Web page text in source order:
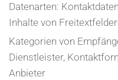
Datenarten:
Inhalte von
Kategorien von
Dienstleister,
Anbieter